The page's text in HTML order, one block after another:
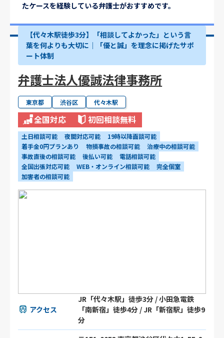
たケースを経験している弁護士がおすすめです。
【代々木駅徒歩3分】「相談してよかった」という言
葉を何よりも大切に｜「優と誠」を理念に掲げたサポ
ート体制
弁護士法人優誠法律事務所
東京都 渋谷区 代々木駅
全国対応 初回相談無料
土日相談可能 夜間対応可能
19時以降面談可能
着手金0円プランあり
物損事故の相談可能
治療中の相談可能
事故直後の相談可能
後払い可能
電話相談可能
全国出張対応可能
WEB・オンライン相談可能
完全個室
加害者の相談可能
アクセス
JR「代々木駅」徒歩3分 / 小田急電鉄
「南新宿」徒歩4分 / JR「新宿駅」徒歩9
分